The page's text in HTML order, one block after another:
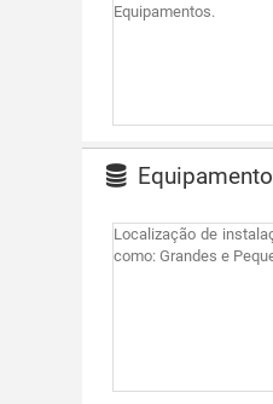
Equipamentos.
Localização de
como: Grandes e